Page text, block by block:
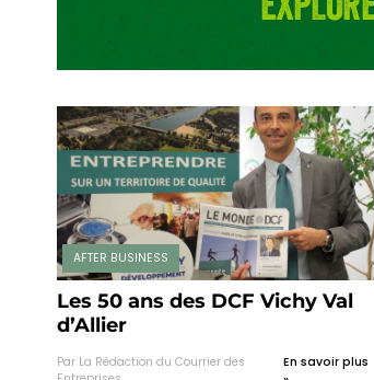
AFTER BUSINESS
Les 50 ans des DCF Vichy Val
d’Allier
Par La Rédaction du Courrier des
En savoir plus